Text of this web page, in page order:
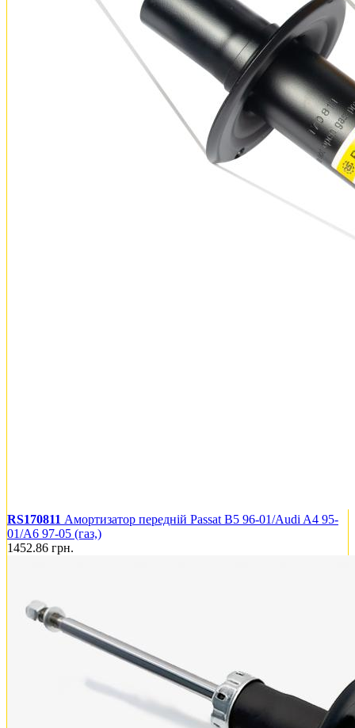
RS170811 Амортизатор передній Passat B5 96-01/Audi A4 95-
01/A6 97-05 (газ,)
1452.86 грн.